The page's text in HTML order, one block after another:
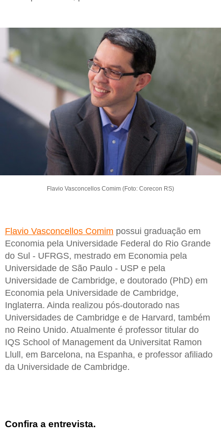
Flavio Vasconcellos Comim (Foto: Corecon RS)
Flavio Vasconcellos Comim possui graduação em
Economia pela Universidade Federal do Rio Grande
do Sul - UFRGS, mestrado em Economia pela
Universidade de São Paulo - USP e pela
Universidade de Cambridge, e doutorado (PhD) em
Economia pela Universidade de Cambridge,
Inglaterra. Ainda realizou pós-doutorado nas
Universidades de Cambridge e de Harvard, também
no Reino Unido. Atualmente é professor titular do
IQS School of Management da Universitat Ramon
Llull, em Barcelona, na Espanha, e professor afiliado
da Universidade de Cambridge.
Confira a entrevista.